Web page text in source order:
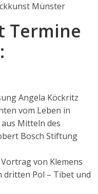
Münster
Termine
Angela Köckritz
vom Leben in
Mitteln des
Bosch Stiftung
von Klemens
dritten Pol – Tibet und